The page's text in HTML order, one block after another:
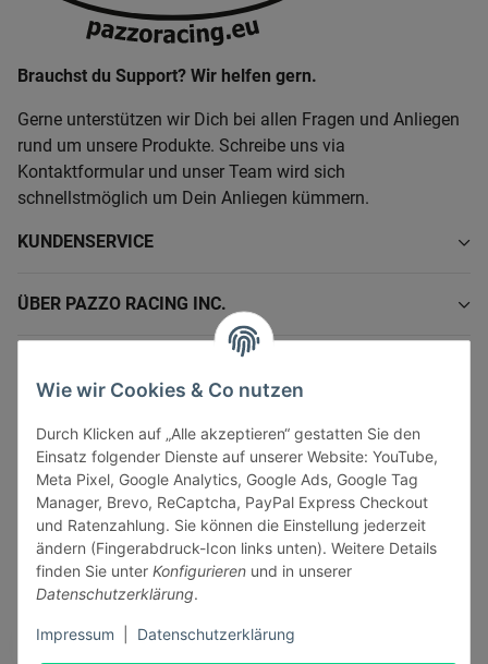
Wie wir Cookies & Co nutzen
Durch Klicken auf „Alle akzeptieren“ gestatten Sie den
Einsatz folgender Dienste auf unserer Website: YouTube,
Meta Pixel, Google Analytics, Google Ads, Google Tag
Manager, Brevo, ReCaptcha, PayPal Express Checkout
und Ratenzahlung. Sie können die Einstellung jederzeit
ändern (Fingerabdruck-Icon links unten). Weitere Details
finden Sie unter Konfigurieren und in unserer
Datenschutzerklärung.
Impressum Datenschutzerklärung
Brauchst du Support? Wir helfen gern.
Gerne unterstützen wir Dich bei allen Fragen und Anliegen
rund um unsere Produkte. Schreibe uns via
Kontaktformular und unser Team wird sich
schnellstmöglich um Dein Anliegen kümmern.
KUNDENSERVICE
ÜBER PAZZO RACING INC.
GESETZLICHE INFORMATIONEN
Vertrag widerrufen
Sicher bezahlen via: